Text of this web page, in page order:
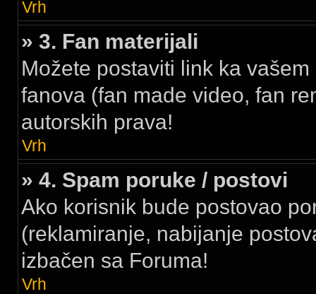
Vrh
» 3. Fan materijali
Možete postaviti link ka
fanova (fan made video, fan
autorskih prava!
Vrh
» 4. Spam poruke / postovi
Ako korisnik bude postovao
(reklamiranje, nabijanje
izbačen sa Foruma!
Vrh